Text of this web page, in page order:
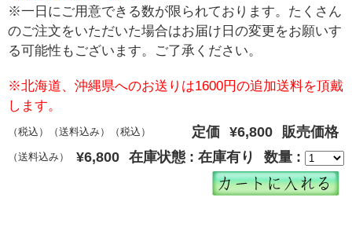
※一日にご用意できる数が限られております。たくさん
のご注文をいただいた場合はお届け日の変更をお願いす
る可能性もございます。ご了承ください。
※北海道、沖縄県へのお送りは1600円の追加送料を頂戴
します。
定価
（税込） （送料込み） ¥6,800 販売価格
（税込）
（送料込み） ¥6,800 在庫状態 : 在庫有り 数量 :